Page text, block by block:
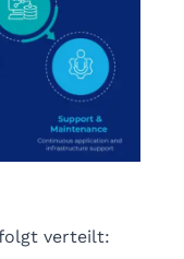
verteilt: